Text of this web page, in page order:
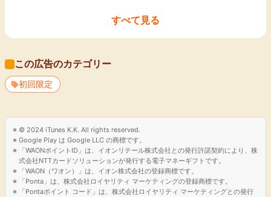
すべて見る
（２）ETCカードとクレジットカードがWで年会費永年無料
も無料です。
（３）ローン返済と買い物のWでVポイントが貯まる
済でも利用金額に応じたVポイントがたまります。
また、たまったVポイントは世界のVisa加盟店と日本全国のV
ポイント提携先でのショッピングに加えてローンの返済にもご
利用頂けます。
この広告のカテゴリー
初回限定
© 2024 iTunes K.K. All rights reserved.
Google Play は Google LLC の商標です。
「WAONポイントID」は、イオンリテール株式会社との発行許諾契約により、株
式会社NTTカードソリューションが発行する電子マネーギフトです。
「WAON（ワオン）」は、イオン株式会社の登録商標です。
「Ponta」は、株式会社ロイヤリティ マーケティングの登録商標です。
「Pontaポイント コード」は、株式会社ロイヤリティ マーケティングとの発行